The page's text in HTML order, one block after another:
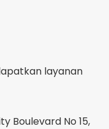
layanan
Boulevard No 15,